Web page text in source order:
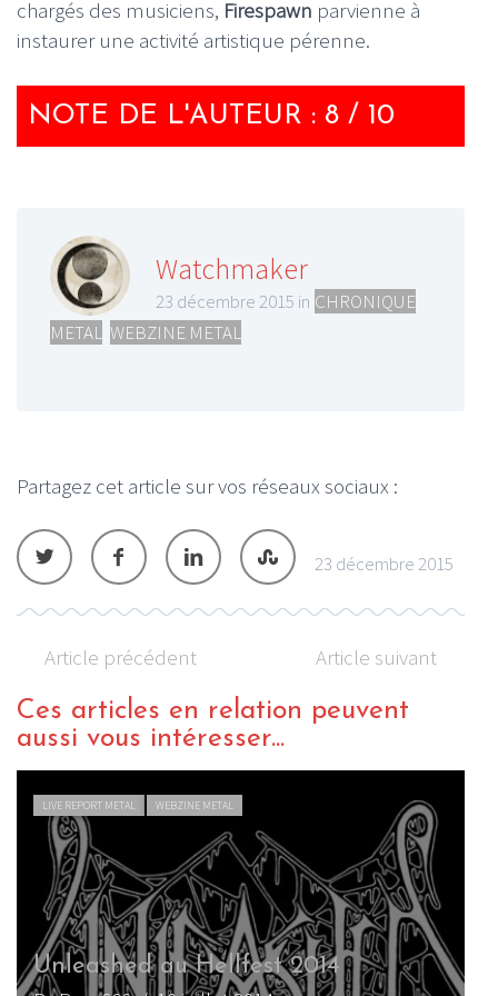
chargés des musiciens, Firespawn parvienne à
instaurer une activité artistique pérenne.
NOTE DE L'AUTEUR : 8 / 10
Watchmaker
23 décembre 2015 in CHRONIQUE
METAL WEBZINE METAL
Partagez cet article sur vos réseaux sociaux :
23 décembre 2015
Article précédent Article suivant
Ces articles en relation peuvent
aussi vous intéresser...
LIVE REPORT METAL WEBZINE METAL
Entombed au Hellfest 2012